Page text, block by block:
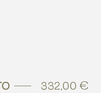
–
332,00€